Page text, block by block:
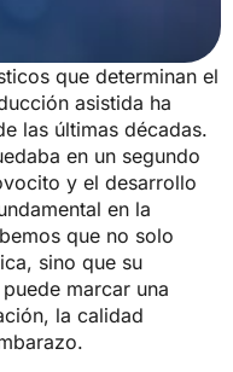
que determinan el
asistida ha
las últimas décadas.
en un segundo
y el desarrollo
en la
que no solo
sino que su
marcar una
la calidad